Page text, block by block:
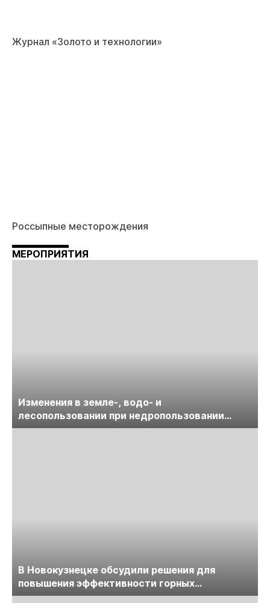
Журнал «Золото и технологии»
Россыпные месторождения
МЕРОПРИЯТИЯ
Изменения в земле-, водо- и
лесопользовании при недропользовании
обсудят на семинаре «ПравоТЭК»
В Новокузнецке обсудили решения для
повышения эффективности горных
предприятий